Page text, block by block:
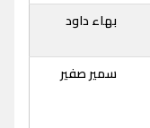
بهاء داود
سمير صفير